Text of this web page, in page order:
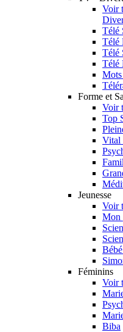
Voir
Télé
Télé
Télé
Télé
Forme et
Voir
Top
Vital
Jeunesse
Voir
Mon
Féminins
Voir
Biba